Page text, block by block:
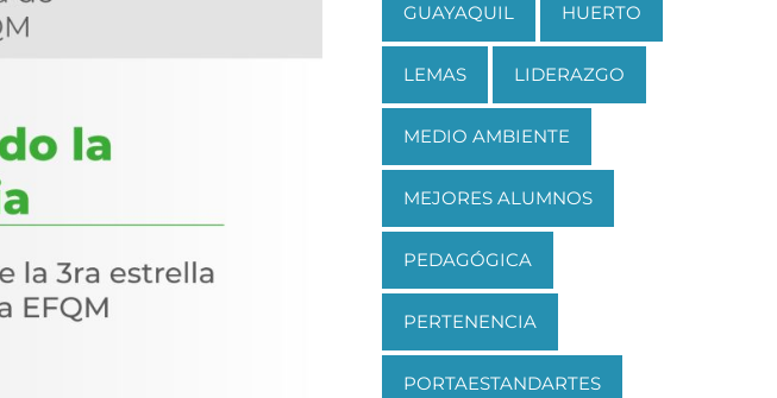
GUAYAQUIL HUERTO
LEMAS LIDERAZGO
MEDIO AMBIENTE
MEJORES ALUMNOS
PEDAGÓGICA
PERTENENCIA
PORTAESTANDARTES